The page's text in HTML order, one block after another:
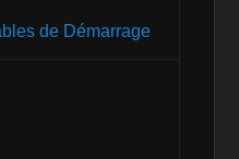
de Démarrage